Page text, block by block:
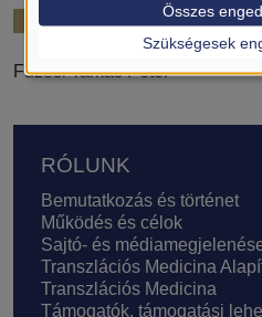
2024/25
Füzesi Tamás Péter
Lábléc
RÓLUNK
Bemutatkozás és történet
Működés és célok
Sajtó- és
Transzlációs Medicina
Transzlációs Medicina
Támogatók, támogatási
Szükségesek
Összes